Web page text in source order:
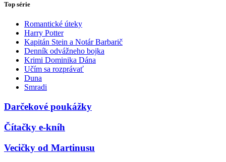
Top série
Romantické úteky
Harry Potter
Kapitán Stein a Notár Barbarič
Denník odvážneho bojka
Krimi Dominika Dána
Učím sa rozprávať
Duna
Smradi
Darčekové poukážky
Čítačky e-kníh
Vecičky od Martinusu